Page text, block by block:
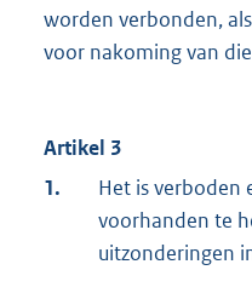
worden verbonden,
voor nakoming van
Artikel 3
1.
Het is verboden
voorhanden te
uitzonderingen